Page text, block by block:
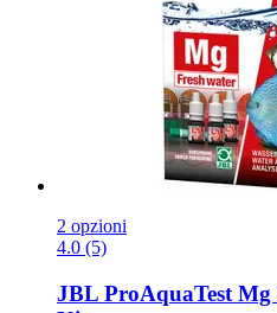
2 opzioni
4.0 (5)
JBL ProAquaTest Mg